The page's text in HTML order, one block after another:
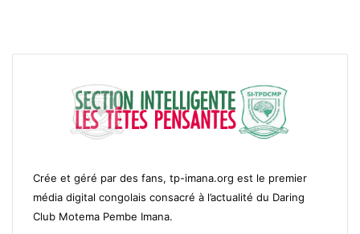
Crée et géré par des fans, tp-imana.org est le premier
média digital congolais consacré à l’actualité du Daring
Club Motema Pembe Imana.